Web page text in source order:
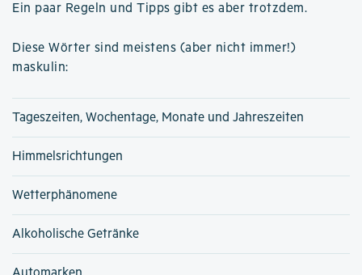
Ein paar Regeln und Tipps gibt es aber trotzdem.
Diese Wörter sind meistens (aber nicht immer!)
maskulin:
Tageszeiten, Wochentage, Monate und Jahreszeiten
Himmelsrichtungen
Wetterphänomene
Alkoholische Getränke